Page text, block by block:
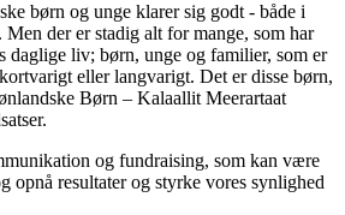
børn og unge klarer sig godt - både i
der er stadig alt for mange, som har
daglige liv; børn, unge og familier, som er
eller langvarigt. Det er disse børn,
Børn – Kalaallit Meerartaat
og fundraising, som kan være
opnå resultater og styrke vores synlighed